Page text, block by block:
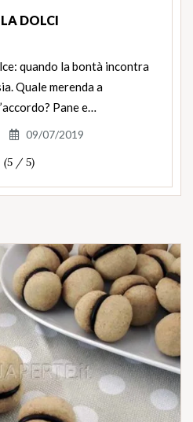
DOLCI
quando la bontà incontra
Quale merenda a
Pane e…
09/07/2019
(5 / 5)